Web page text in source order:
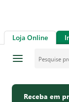
Loja Online
Receba em